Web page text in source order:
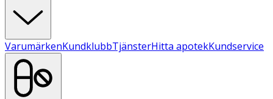
VarumärkenKundklubbTjänsterHitta apotekKundservice